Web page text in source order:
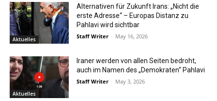
Aktuelles
Alternativen für Zukunft Irans: „Nicht die
erste Adresse“ – Europas Distanz zu
Pahlavi wird sichtbar
Staff Writer - May 16, 2026
Aktuelles
Iraner werden von allen Seiten bedroht,
auch im Namen des „Demokraten“ Pahlavi
Staff Writer - May 3, 2026